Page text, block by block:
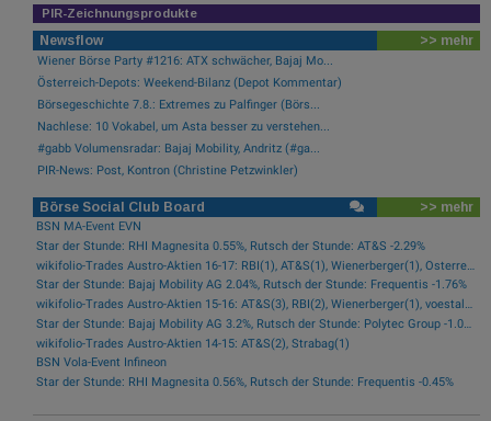
PIR-Zeichnungsprodukte
Newsflow >> mehr
Wiener Börse Party #1216: ATX schwächer, Bajaj Mo...
Österreich-Depots: Weekend-Bilanz (Depot Kommentar)
Börsegeschichte 7.8.: Extremes zu Palfinger (Börs...
Nachlese: 10 Vokabel, um Asta besser zu verstehen...
#gabb Volumensradar: Bajaj Mobility, Andritz (#ga...
PIR-News: Post, Kontron (Christine Petzwinkler)
Börse Social Club Board >> mehr
BSN MA-Event EVN
Star der Stunde: RHI Magnesita 0.55%, Rutsch der Stunde: AT&S -2.29%
wikifolio-Trades Austro-Aktien 16-17: RBI(1), AT&S(1), Wienerberger(1), Österreichische Post(1)
Star der Stunde: Bajaj Mobility AG 2.04%, Rutsch der Stunde: Frequentis -1.76%
wikifolio-Trades Austro-Aktien 15-16: AT&S(3), RBI(2), Wienerberger(1), voestalpine(1), Kontron(1), Bawag(1)
Star der Stunde: Bajaj Mobility AG 3.2%, Rutsch der Stunde: Polytec Group -1.01%
wikifolio-Trades Austro-Aktien 14-15: AT&S(2), Strabag(1)
BSN Vola-Event Infineon
Star der Stunde: RHI Magnesita 0.56%, Rutsch der Stunde: Frequentis -0.45%